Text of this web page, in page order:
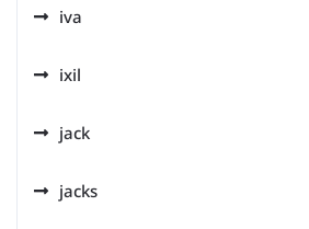
iva
ixil
jack
jacks